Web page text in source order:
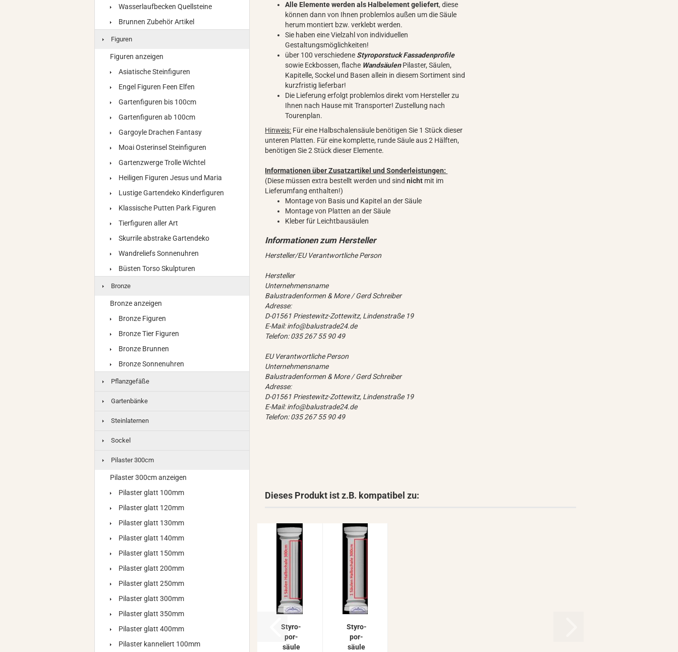
Alle Elemente werden als Halbelement geliefert, diese
können dann von Ihnen problemlos außen um die Säule
herum montiert bzw. verklebt werden.
Sie haben eine Vielzahl von individuellen
Gestaltungsmöglichkeiten!
über 100 verschiedene Styroporstuck Fassadenprofile
sowie Eckbossen, flache WandsäulenPilaster, Säulen,
Kapitelle, Sockel und Basen allein in diesem Sortiment sind
kurzfristig lieferbar!
Die Lieferung erfolgt problemlos direkt vom Hersteller zu
Ihnen nach Hause mit Transporter! Zustellung nach
Tourenplan.
Hinweis: Für eine Halbschalensäule benötigen Sie 1 Stück dieser
unteren Platten. Für eine komplette, runde Säule aus 2 Hälften,
benötigen Sie 2 Stück dieser Elemente.
Informationen über Zusatzartikel und Sonderleistungen:
(Diese müssen extra bestellt werden und sindnicht mit im
Lieferumfang enthalten!)
Montage von Basis und Kapitel an der Säule
Montage von Platten an der Säule
Kleber für Leichtbausäulen
Hersteller/EU Verantwortliche Person
Hersteller
Unternehmensname
Balustradenformen & More / Gerd Schreiber
Adresse:
D-01561 Priestewitz-Zottewitz, Lindenstraße 19
E-Mail: info@balustrade24.de
Telefon: 035 267 55 90 49
EU Verantwortliche Person
Unternehmensname
Balustradenformen & More / Gerd Schreiber
Adresse:
D-01561 Priestewitz-Zottewitz, Lindenstraße 19
E-Mail: info@balustrade24.de
Telefon: 035 267 55 90 49
Dieses Produkt ist z.B. kompatibel zu:
Sty­ro­
por­
säu­le
Sty­ro­
por­
säu­le
Wasserlaufbecken Quellsteine
Brunnen Zubehör Artikel
Figuren
Figuren anzeigen
Asiatische Steinfiguren
Engel Figuren Feen Elfen
Gartenfiguren bis 100cm
Gartenfiguren ab 100cm
Gargoyle Drachen Fantasy
Moai Osterinsel Steinfiguren
Gartenzwerge Trolle Wichtel
Heiligen Figuren Jesus und Maria
Lustige Gartendeko Kinderfiguren
Klassische Putten Park Figuren
Tierfiguren aller Art
Skurrile abstrake Gartendeko
Wandreliefs Sonnenuhren
Büsten Torso Skulpturen
Bronze
Bronze anzeigen
Bronze Figuren
Bronze Tier Figuren
Bronze Brunnen
Bronze Sonnenuhren
Pflanzgefäße
Gartenbänke
Steinlaternen
Sockel
Pilaster 300cm
Pilaster 300cm anzeigen
Pilaster glatt 100mm
Pilaster glatt 120mm
Pilaster glatt 130mm
Pilaster glatt 140mm
Pilaster glatt 150mm
Pilaster glatt 200mm
Pilaster glatt 250mm
Pilaster glatt 300mm
Pilaster glatt 350mm
Pilaster glatt 400mm
Pilaster kanneliert 100mm